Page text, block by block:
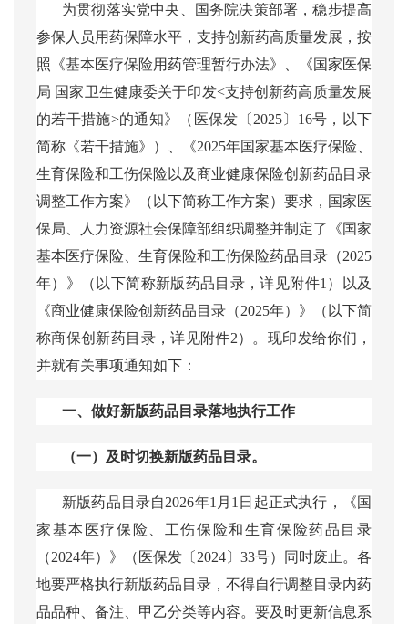
为贯彻落实党中央、国务院决策部署，稳步提高
参保人员用药保障水平，支持创新药高质量发展，按
照《基本医疗保险用药管理暂行办法》、《国家医保
局 国家卫生健康委关于印发<支持创新药高质量发展
的若干措施>的通知》（医保发〔2025〕16号，以下
简称《若干措施》）、《2025年国家基本医疗保险、
生育保险和工伤保险以及商业健康保险创新药品目录
调整工作方案》（以下简称工作方案）要求，国家医
保局、人力资源社会保障部组织调整并制定了《国家
基本医疗保险、生育保险和工伤保险药品目录（2025
年）》（以下简称新版药品目录 ，详见附件1 ）以及
《商业健康保险创新药品目录（2025年）》（以下简
称商保创新药目录，详见附件2）。现印发给你们，
并就有关事项通知如下：
一、做好新版药品目录落地执行工作
（一）及时切换新版药品目录。
新版药品目录自2026年1月1日起正式执行，《国
家基本医疗保险、工伤保险和生育保险药品目录
（2024年）》（医保发〔2024〕33号）同时废止。各
地要严格执行新版药品目录，不得自行调整目录内药
品品种、备注、甲乙分类等内容。要及时更新信息系